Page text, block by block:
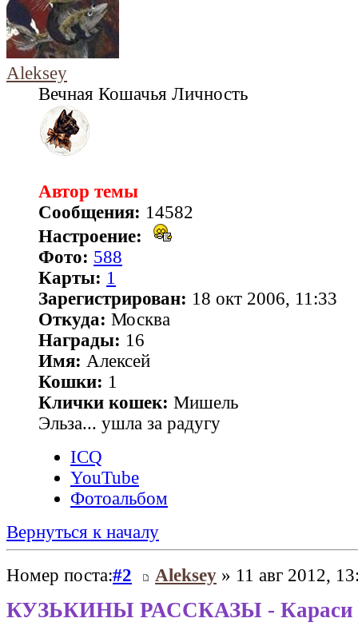
Aleksey
Вечная Кошачья Личность
Автор темы
Сообщения: 14582
Настроение:
Фото: 588
Карты: 1
Зарегистрирован: 18 окт 2006, 11:33
Откуда: Москва
Награды: 16
Имя: Алексей
Кошки: 1
Клички кошек: Мишель
Эльза... ушла за радугу
ICQ
YouTube
Фотоальбом
Вернуться к началу
Номер поста:#2 Aleksey » 11 авг 2012,
КУЗЬКИНЫ РАССКАЗЫ - Караси